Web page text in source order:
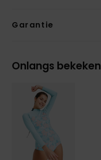
Garantie
Onlangs bekeken